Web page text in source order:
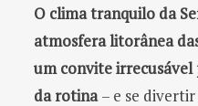
O clima tranquilo da
atmosfera litorânea
um convite
da rotina– e se